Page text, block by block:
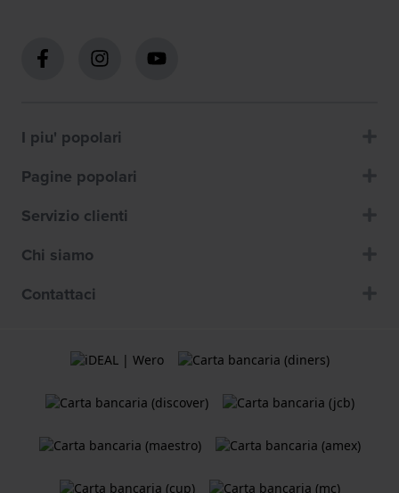
I piu' popolari
Pagine popolari
Servizio clienti
Chi siamo
Contattaci